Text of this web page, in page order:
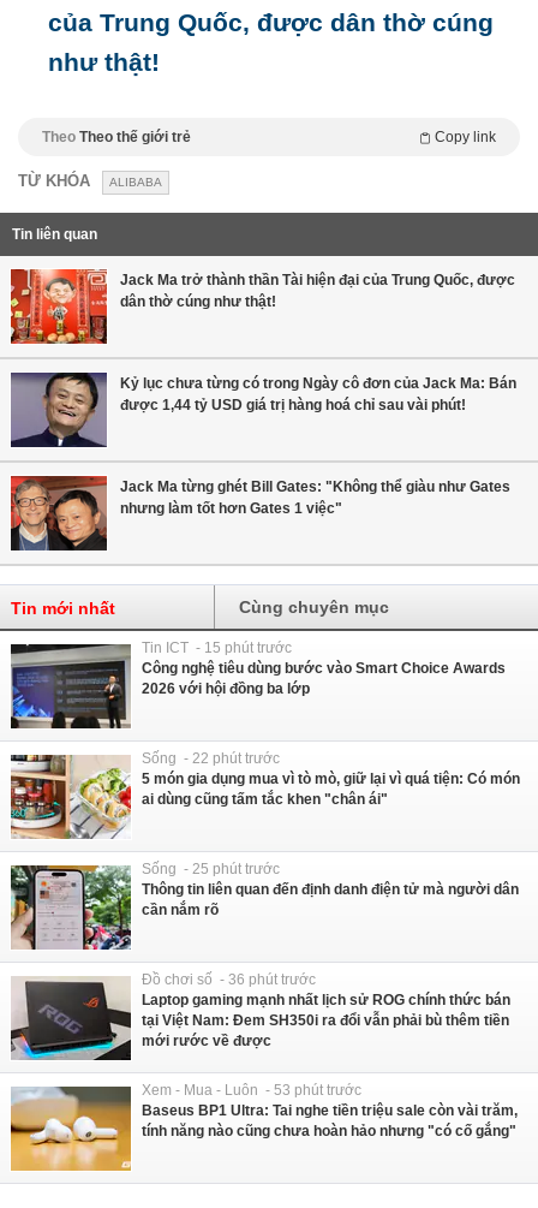
của Trung Quốc, được dân thờ cúng
như thật!
Theo Theo thế giới trẻ Copy link
TỪ KHÓA ALIBABA
Tin liên quan
Jack Ma trở thành thần Tài hiện đại của Trung Quốc, được
dân thờ cúng như thật!
Kỷ lục chưa từng có trong Ngày cô đơn của Jack Ma: Bán
được 1,44 tỷ USD giá trị hàng hoá chỉ sau vài phút!
Jack Ma từng ghét Bill Gates: "Không thể giàu như Gates
nhưng làm tốt hơn Gates 1 việc"
Tin mới nhất Cùng chuyên mục
Tin ICT - 15 phút trước
Công nghệ tiêu dùng bước vào Smart Choice Awards
2026 với hội đồng ba lớp
Sống - 22 phút trước
5 món gia dụng mua vì tò mò, giữ lại vì quá tiện: Có món
ai dùng cũng tấm tắc khen "chân ái"
Sống - 25 phút trước
Thông tin liên quan đến định danh điện tử mà người dân
cần nắm rõ
Đồ chơi số - 36 phút trước
Laptop gaming mạnh nhất lịch sử ROG chính thức bán
tại Việt Nam: Đem SH350i ra đổi vẫn phải bù thêm tiền
mới rước về được
Xem - Mua - Luôn - 53 phút trước
Baseus BP1 Ultra: Tai nghe tiền triệu sale còn vài trăm,
tính năng nào cũng chưa hoàn hảo nhưng "có cố gắng"